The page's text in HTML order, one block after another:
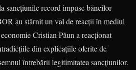
sancțiunile record impuse băncilor
au stârnit un val de reacții în mediul
Cristian Păun a reacționat
din explicațiile oferite de
întrebării legitimitatea sancțiunilor.